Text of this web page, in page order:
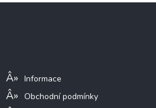
Informace
Obchodní podmínky